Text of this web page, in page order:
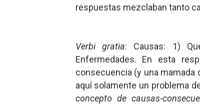
respuestas mezclaban tanto
Verbi gratia: Causas: 1)
Enfermedades. En esta
consecuencia (y una mamada
aquí solamente un problema
concepto de causas-